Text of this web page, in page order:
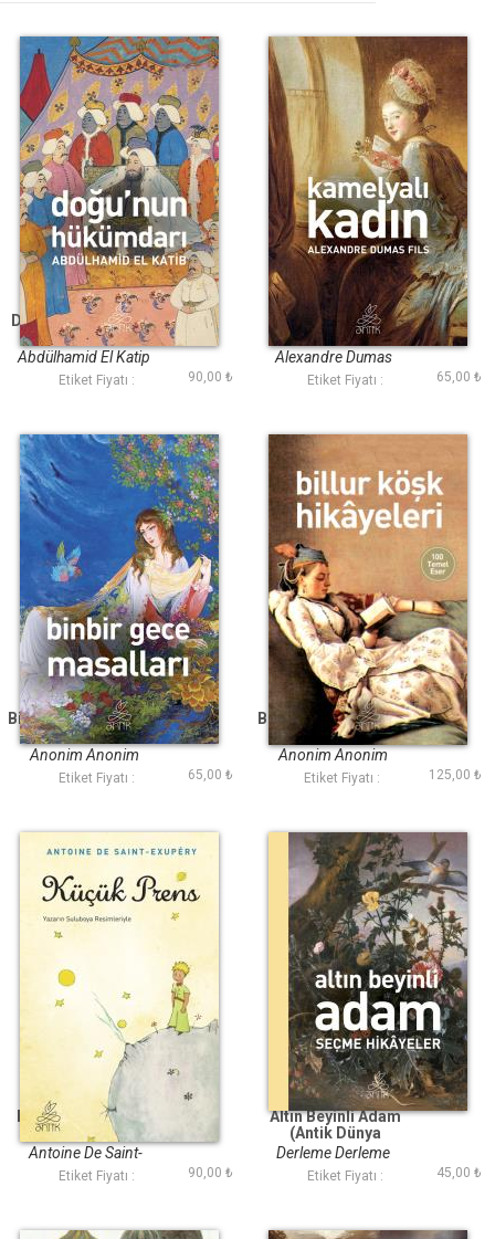
Doğunun Hükümdarı
(Antik Dünya
Klasikleri)
Abdülhamid El Katip
Etiket Fiyatı : 90,00 ₺
Kamelyalı Kadın
(Antik Dünya
Klasikleri)
Alexandre Dumas
Etiket Fiyatı : 65,00 ₺
Binbir Gece Masalları
(Antik Dünya
Klasikleri)
Anonim Anonim
Etiket Fiyatı : 65,00 ₺
Billur Köşk Hikayeleri
(Antik Dünya
Klasikleri)
Anonim Anonim
Etiket Fiyatı : 125,00 ₺
Küçük Prens (Antik
Dünya Klasikleri)
Antoine De Saint-
Exupéry
Etiket Fiyatı : 90,00 ₺
Altın Beyinli Adam
(Antik Dünya
Klasikleri)
Derleme Derleme
Etiket Fiyatı : 45,00 ₺